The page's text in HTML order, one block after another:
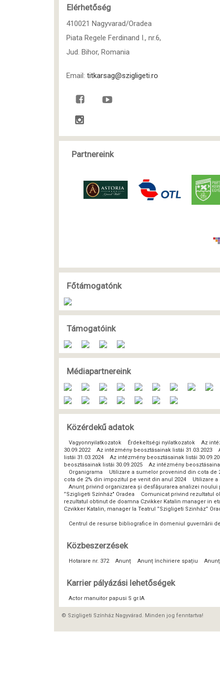
Elérhetőség
410021 Nagyvarad/Oradea
Piata Regele Ferdinand I., nr.6,
Jud. Bihor, Romania
Email: titkarsag@szigligeti.ro
Partnereink
Főtámogatónk
Támogatóink
Médiapartnereink
Közérdekű adatok
Vagyonnyilatkozatok Érdekeltségi nyilatkozatok
Az
30.09.2022
Az intézmény beosztásainak listái 31.03.2023
listái 31.03.2024
Az intézmény beosztásainak listái
beosztásainak listái 30.09.2025
Az intézmény
Organigrama
Utilizare a sumelor provenind din cota
cota de 2% din impozitul pe venit din anul 2024
Utilizare
Anunț privind organizarea și desfășurarea analizei
”Szigligeti Színház" Oradea
Comunicat privind rezultatul
rezultatul obtinut de doamna Czvikker Katalin manager in
Czvikker Katalin, manager la Teatrul ”Szigligeti Szinház”
Centrul de resurse bibliografice în domeniul guvernării
Közbeszerzések
Hotarare nr. 372 Anunț Anunț închiriere spațiu
Karrier pályázási lehetőségek
Actor manuitor papusi S gr.IA
© Szigligeti Színház Nagyvárad. Minden jog fenntartva!